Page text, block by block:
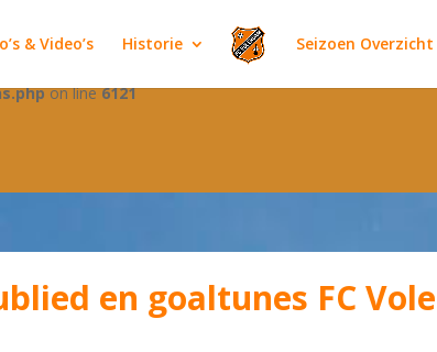
. Translation loading for the jetpack-boostdomain was
Debugging in WordPress
on line6121
& Video’s Historie Seizoen Overzicht
en goaltunes FC